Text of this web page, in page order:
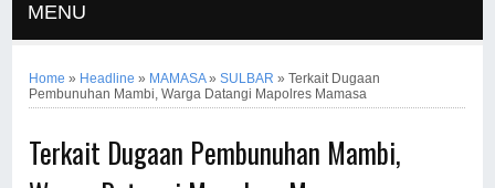
MENU
Home » Headline » MAMASA»SULBAR »Terkait Dugaan
Pembunuhan Mambi, Warga Datangi Mapolres Mamasa
Terkait Dugaan Pembunuhan Mambi,